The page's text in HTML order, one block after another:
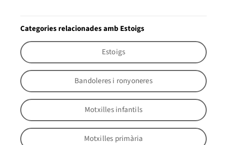
Categories relacionades amb Estoigs
Estoigs
Bandoleres i ronyoneres
Motxilles infantils
Motxilles primària